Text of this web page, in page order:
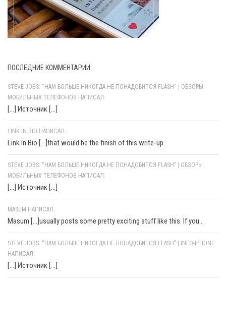
ПОСЛЕДНИЕ КОММЕНТАРИИ
STEVE JOBS: "НАМ БОЛЬШЕ НИКОГДА НЕ ПОНАДОБИТСЯ FLASH" | ОБЗОРЫ
МОБИЛЬНЫХ ТЕЛЕФОНОВ НАПИСАЛ:
[…] Источник […]
LINK IN BIO НАПИСАЛ:
Link In Bio [...]that would be the finish of this write-up.
STEVE JOBS: “НАМ БОЛЬШЕ НИКОГДА НЕ ПОНАДОБИТСЯ FLASH” | ОБЗОРЫ
МОБИЛЬНЫХ ТЕЛЕФОНОВ НАПИСАЛ:
[…] Источник […]
MASUM НАПИСАЛ:
Masum [...]usually posts some pretty exciting stuff like this. If you...
STEVE JOBS: “НАМ БОЛЬШЕ НИКОГДА НЕ ПОНАДОБИТСЯ FLASH” | INFO-IPHONE
НАПИСАЛ:
[…] Источник […]